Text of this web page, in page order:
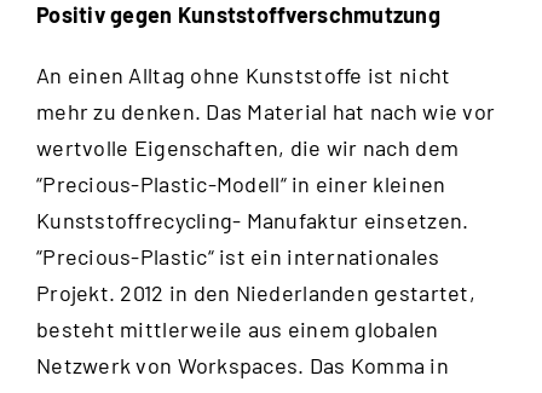
Positiv gegen Kunststoffverschmutzung
An einen Alltag ohne Kunststoffe ist nicht
mehr zu denken. Das Material hat nach wie vor
wertvolle Eigenschaften, die wir nach dem
“Precious-Plastic-Modell“ in einer kleinen
Kunststoffrecycling- Manufaktur einsetzen.
“Precious-Plastic“ ist ein internationales
Projekt. 2012 in den Niederlanden gestartet,
besteht mittlerweile aus einem globalen
Netzwerk von Workspaces. Das Komma in